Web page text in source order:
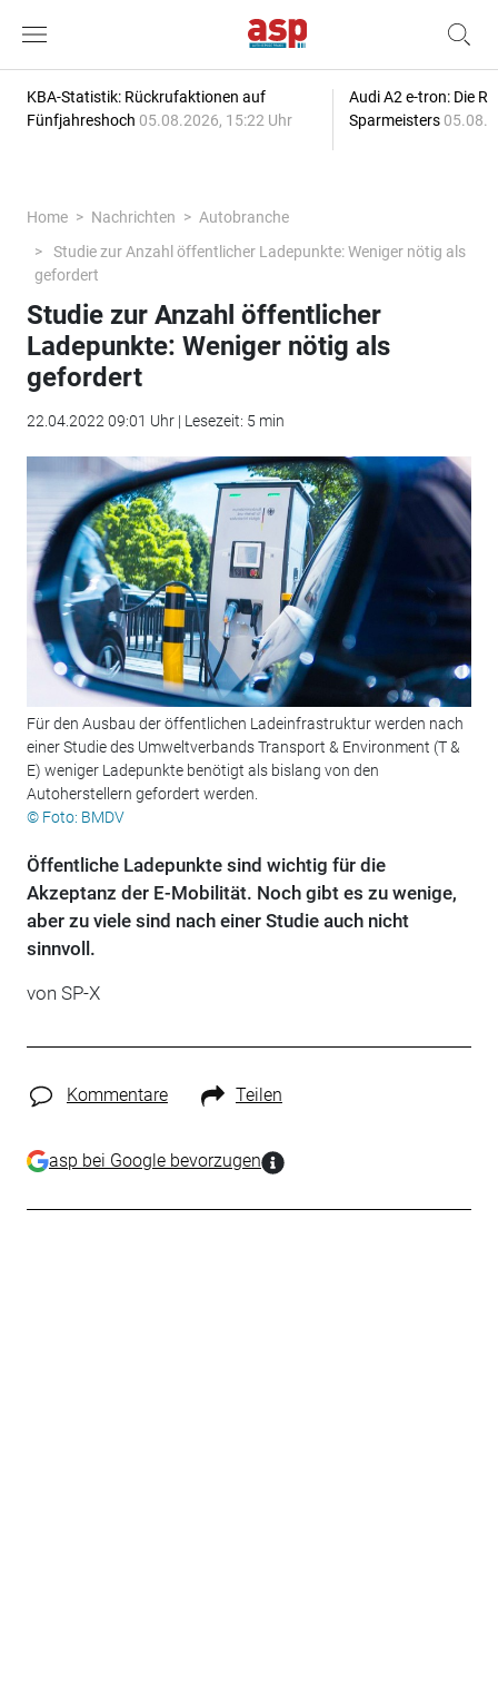
KBA-Statistik: Rückrufaktionen auf
Fünfjahreshoch 05.08.2026, 15:22 Uhr
Audi A2 e-tron: Die
Sparmeisters
Home Nachrichten
Autobranche
Studie zur Anzahl öffentlicher Ladepunkte: Weniger nötig als
gefordert
Studie zur Anzahl öffentlicher
Ladepunkte: Weniger nötig als
gefordert
22.04.2022 09:01 Uhr | Lesezeit: 5 min
Für den Ausbau der öffentlichen Ladeinfrastruktur werden nach
einer Studie des Umweltverbands Transport & Environment (T &
E) weniger Ladepunkte benötigt als bislang von den
Autoherstellern gefordert werden.
© Foto: BMDV
Öffentliche Ladepunkte sind wichtig für die
Akzeptanz der E-Mobilität. Noch gibt es zu wenige,
aber zu viele sind nach einer Studie auch nicht
sinnvoll.
von SP-X
Kommentare Teilen
asp bei Google bevorzugen